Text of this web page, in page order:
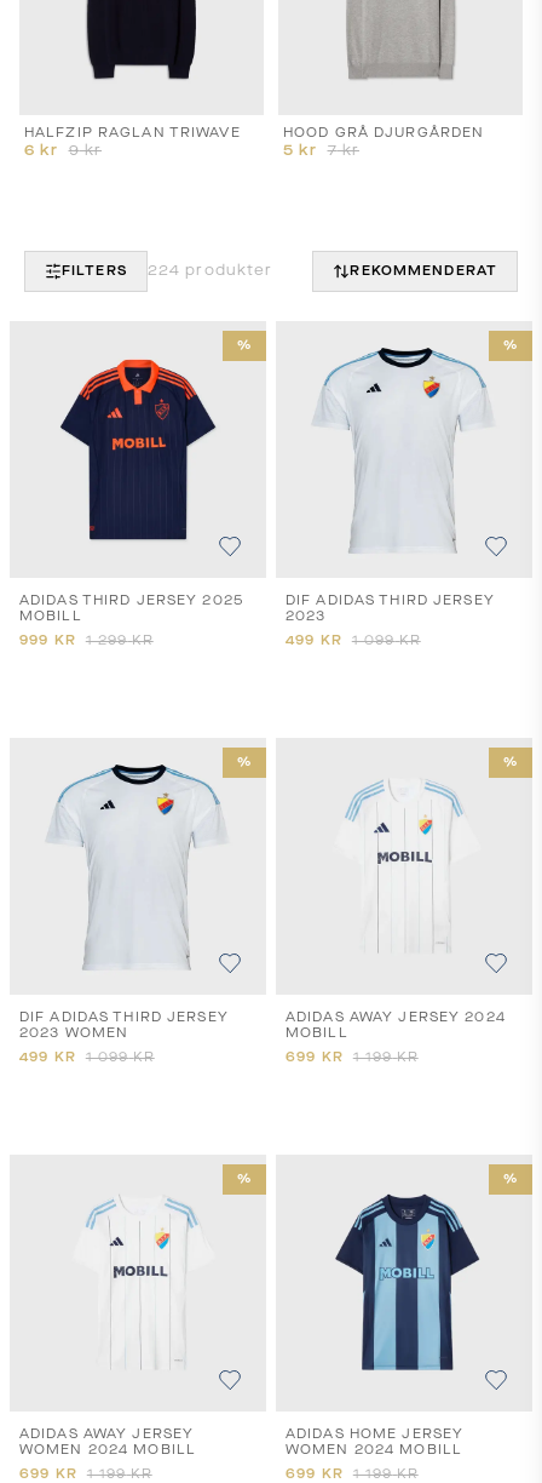
HALFZIP RAGLAN TRIWAVE
6 kr 9kr
HOOD GRÅ DJURGÅRDEN
5 kr 7kr
FILTERS 224 produkter REKOMMENDERAT
%
ADIDAS THIRD JERSEY 2025
MOBILL
999 KR 1 299 KR
%
DIF ADIDAS THIRD JERSEY
2023
499 KR 1 099 KR
%
DIF ADIDAS THIRD JERSEY
2023 WOMEN
499 KR 1 099 KR
%
ADIDAS AWAY JERSEY 2024
MOBILL
699 KR 1 199 KR
%
ADIDAS AWAY JERSEY
WOMEN 2024 MOBILL
699 KR 1 199 KR
%
ADIDAS HOME JERSEY
WOMEN 2024 MOBILL
699 KR 1 199 KR